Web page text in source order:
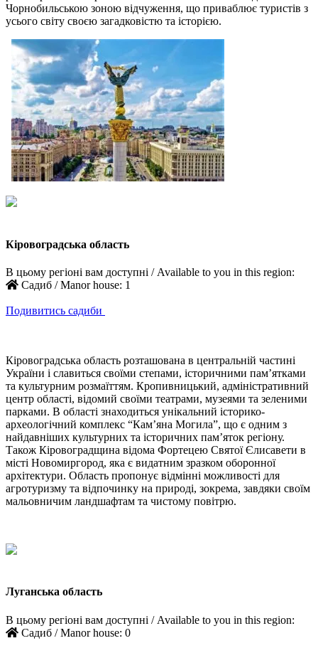
Чорнобильською зоною відчуження, що приваблює туристів з
усього світу своєю загадковістю та історією.
Кіровоградська область
В цьому регіоні вам доступні / Available to you in this region:
Садиб / Manor house: 1
Подивитись садиби
Кіровоградська область розташована в центральній частині
України і славиться своїми степами, історичними пам’ятками
та культурним розмаїттям. Кропивницький, адміністративний
центр області, відомий своїми театрами, музеями та зеленими
парками. В області знаходиться унікальний історико-
археологічний комплекс “Кам’яна Могила”, що є одним з
найдавніших культурних та історичних пам’яток регіону.
Також Кіровоградщина відома Фортецею Святої Єлисавети в
місті Новомиргород, яка є видатним зразком оборонної
архітектури. Область пропонує відмінні можливості для
агротуризму та відпочинку на природі, зокрема, завдяки своїм
мальовничим ландшафтам та чистому повітрю.
Луганська область
В цьому регіоні вам доступні / Available to you in this region:
Садиб / Manor house: 0